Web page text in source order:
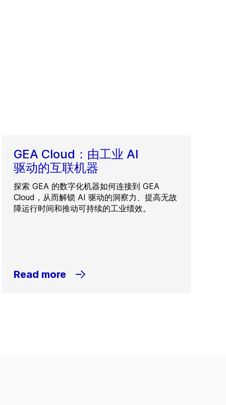
GEA Cloud：由工业 AI
驱动的互联机器
探索 GEA 的数字化机器如何连接到 GEA
Cloud，从而解锁 AI 驱动的洞察力、提高无故
障运行时间和推动可持续的工业绩效。
Read more